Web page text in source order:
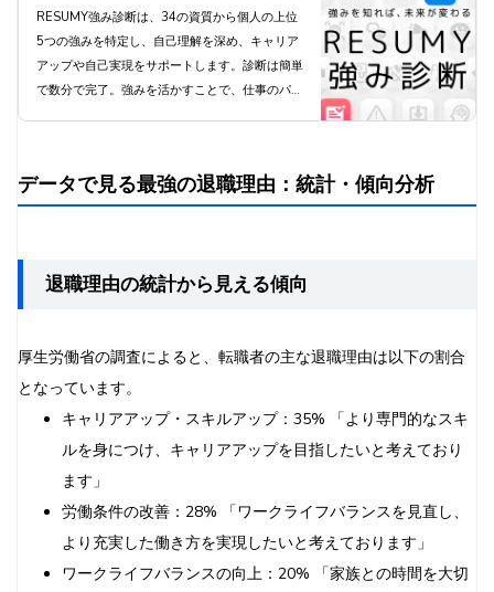
た強みを発見し、キャリアアップ
を実現しよう
RESUMY強み診断は、34の資質から個人の上位
5つの強みを特定し、自己理解を深め、キャリア
アップや自己実現をサポートします。診断は簡単
で数分で完了。強みを活かすことで、仕事のパフ
レンジし、あなたの可能性を最大限に引き出しま
しょう。
データで見る最強の退職理由：統計・傾向分析
退職理由の統計から見える傾向
厚生労働省の調査によると、転職者の主な退職理由は以下の割合
となっています。
キャリアアップ・スキルアップ：35% 「より専門的なスキ
ルを身につけ、キャリアアップを目指したいと考えており
ます」
労働条件の改善：28% 「ワークライフバランスを見直し、
より充実した働き方を実現したいと考えております」
ワークライフバランスの向上：20% 「家族との時間を大切